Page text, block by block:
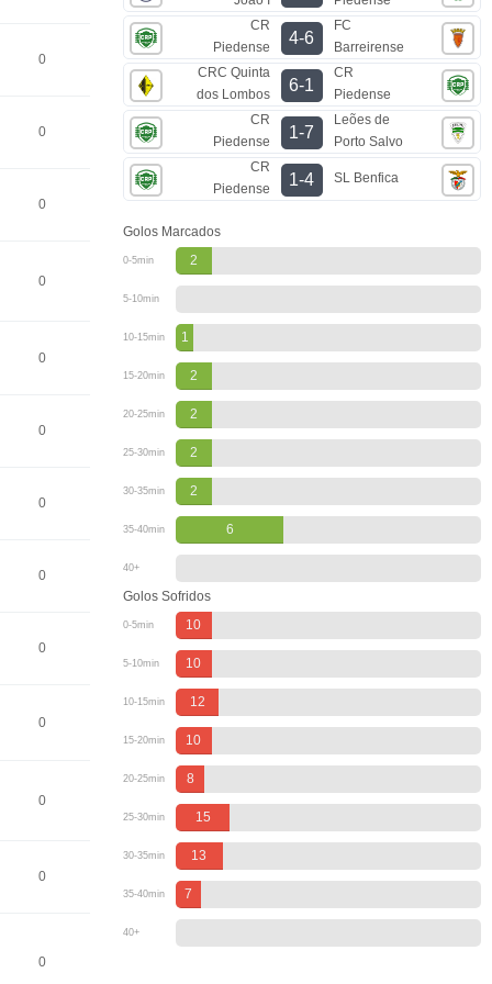
0
0
0
0
0
0
0
0
0
0
0
0
0
CR
Piedense
4-6
FC
Barreirense
CRC Quinta
dos Lombos
6-1
CR
Piedense
CR
Piedense
1-7
Leões de
Porto Salvo
CR
Piedense
1-4 SL Benfica
Golos Marcados
0-5min 2
5-10min
10-15min 1
15-20min 2
20-25min 2
25-30min 2
30-35min 2
35-40min 6
40+
Golos Sofridos
0-5min 10
5-10min 10
10-15min 12
15-20min 10
20-25min 8
25-30min 15
30-35min 13
35-40min 7
40+